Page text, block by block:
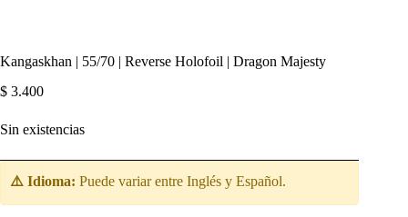
Kangaskhan | 55/70 | Reverse Holofoil | Dragon Majesty
$ 3.400
Sin existencias
⚠️ Idioma: Puede variar entre Inglés y Español.